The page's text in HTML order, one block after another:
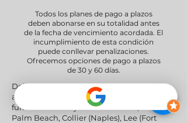
Todos los planes de pago a plazos
deben abonarse en su totalidad antes
de la fecha de vencimiento acordada. El
incumplimiento de esta condición
puede conllevar penalizaciones.
Ofrecemos opciones de pago a plazos
de 30 y 60 días.
Delivery Areas" We proudly serve South
and Central Florida, providing professional
furniture delivery to Miami-Dade, Broward,
Palm Beach, Collier (Naples), Lee (Fort